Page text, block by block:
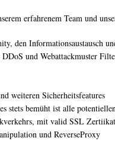
erfahrenem Team und
den Informationsaustausch
und Webattackmuster
weiteren Sicherheitsfeatures
stets bemüht ist alle
mit valid SSL
und ReverseProxy